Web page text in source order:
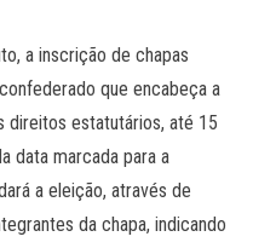
a inscrição de chapas
que encabeça a
direitos estatutários, até 15
data marcada para a
a eleição, através de
da chapa, indicando